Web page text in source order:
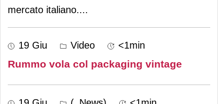
mercato italiano....
19 Giu Video <1min
Rummo vola col packaging vintage